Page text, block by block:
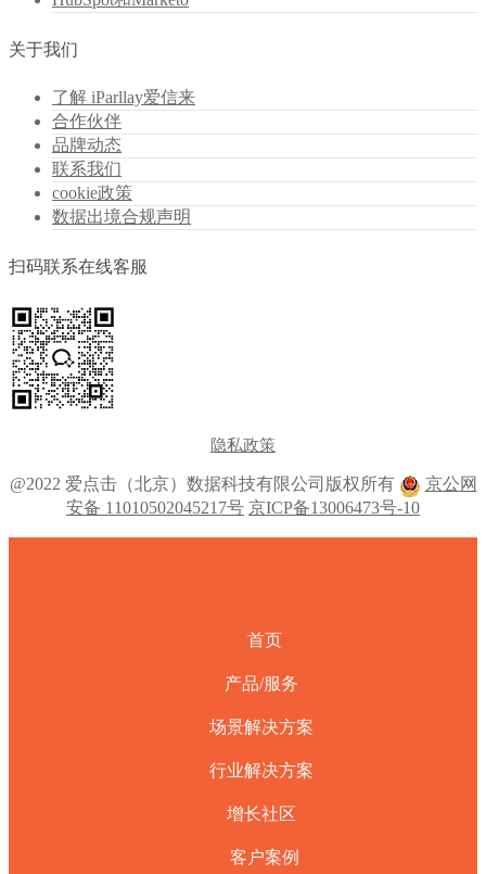
关于我们
了解 iParllay爱信来
合作伙伴
品牌动态
联系我们
cookie政策
数据出境合规声明
扫码联系在线客服
隐私政策
@2022 爱点击（北京）数据科技有限公司版权所有
京公网
安备 11010502045217号 京ICP备13006473号-10
首页
产品/服务
场景解决方案
行业解决方案
增长社区
客户案例